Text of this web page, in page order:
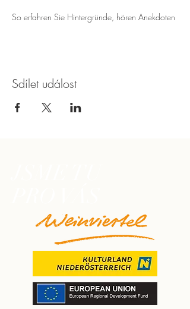
So erfahren Sie Hintergründe, hören Anekdoten
Sdílet událost